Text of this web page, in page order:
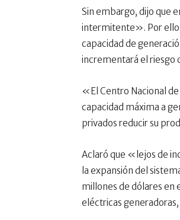
Sin embargo, dijo que
intermitente». Por ello,
capacidad de
incrementará el riesgo
«El Centro Nacional
capacidad máxima a
privados reducir su
Aclaró que «lejos de
la expansión del
millones de dólares en
eléctricas